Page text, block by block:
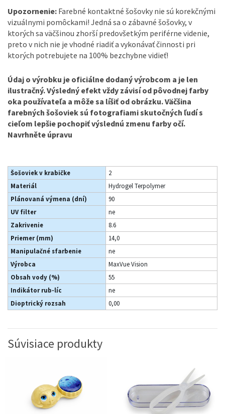
Upozornenie: Farebné kontaktné šošovky nie sú korekčnými
vizuálnymi pomôckami! Jedná sa o zábavné šošovky, v
ktorých sa väčšinou zhorší predovšetkým periférne videnie,
preto v nich nie je vhodné riadiť a vykonávať činnosti pri
ktorých potrebujete na 100% bezchybne vidieť!
Údaj o výrobku je oficiálne dodaný výrobcom a je len
ilustračný. Výsledný efekt vždy závisí od pôvodnej farby
oka používateľa a môže sa líšiť od obrázku. Väčšina
farebných šošoviek sú fotografiami skutočných ľudí s
cieľom lepšie pochopiť výslednú zmenu farby očí.
Navrhněte úpravu
Šošoviek v krabičke
2
Materiál
Hydrogel Terpolymer
Plánovaná výmena (dní)
90
UV filter
ne
Zakrivenie
8.6
Priemer (mm)
14,0
Manipulačné sfarbenie
ne
Výrobca
MaxVue Vision
Obsah vody (%)
55
Indikátor rub-líc
ne
Dioptrický rozsah
0,00
Súvisiace produkty